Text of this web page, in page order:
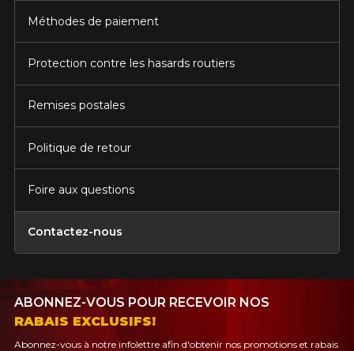
Méthodes de paiement
Protection contre les hasards routiers
Remises postales
Politique de retour
Foire aux questions
Contactez-nous
ABONNEZ-VOUS POUR RECEVOIR NOS
RABAIS EXCLUSIFS!
Abonnez-vous à notre infolettre afin d'obtenir nos promotions et rabais